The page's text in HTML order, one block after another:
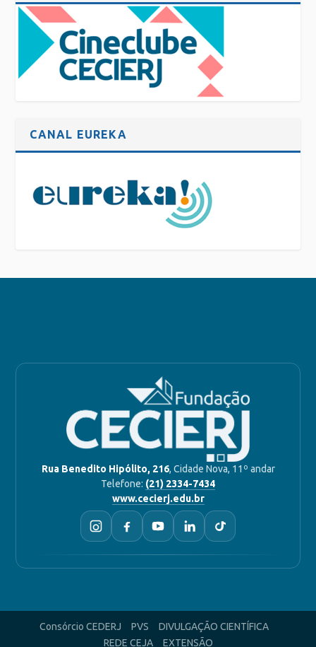
CANAL EUREKA
Rua Benedito Hipólito, 216, Cidade Nova, 11º andar
Telefone: (21) 2334-7434
www.cecierj.edu.br
Consórcio CEDERJ PVS
DIVULGAÇÃO CIENTÍFICA
REDE CEJA
EXTENSÃO